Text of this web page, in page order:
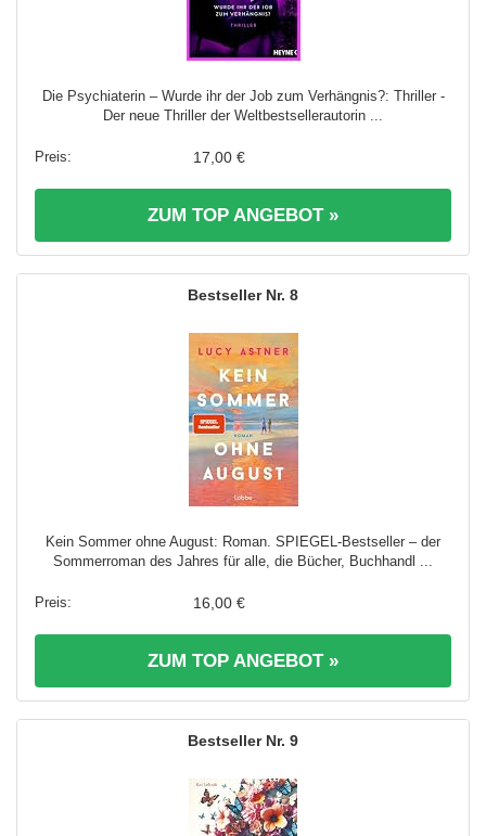
Die Psychiaterin – Wurde ihr der Job zum Verhängnis?: Thriller -
Der neue Thriller der Weltbestsellerautorin ...
17,00 €
ZUM TOP ANGEBOT »
8
Kein Sommer ohne August: Roman. SPIEGEL-Bestseller – der
Sommerroman des Jahres für alle, die Bücher, Buchhandl ...
16,00 €
ZUM TOP ANGEBOT »
9